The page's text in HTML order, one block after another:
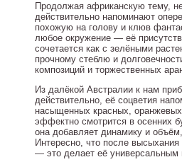
Продолжая африканскую тему,
действительно напоминают
похожую на голову и клюв
любое окружение — её
сочетается как с зелёными
прочному стеблю и
композиций и торжественных
Из далёкой Австралии к нам
действительно, её соцветия
насыщенных красных,
эффектно смотрится в осенних
она добавляет динамику и
Интересно, что после
— это делает её